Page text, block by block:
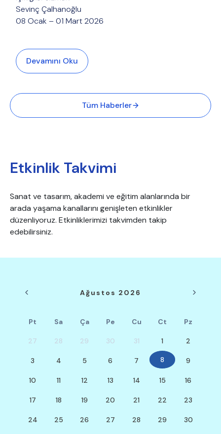
Sevinç Çalhanoğlu
08 Ocak – 01 Mart 2026
Devamını Oku
Tüm Haberler
Etkinlik Takvimi
Sanat ve tasarım, akademi ve eğitim alanlarında bir
arada yaşama kanallarını genişleten etkinlikler
düzenliyoruz. Etkinliklerimizi takvimden takip
edebilirsiniz.
Ağustos 2026
Pt Sa Ça Pe Cu Ct Pz
27 28 29 30 31 1 2
3 4 5 6 7 8 9
10 11 12 13 14 15 16
17 18 19 20 21 22 23
24 25 26 27 28 29 30